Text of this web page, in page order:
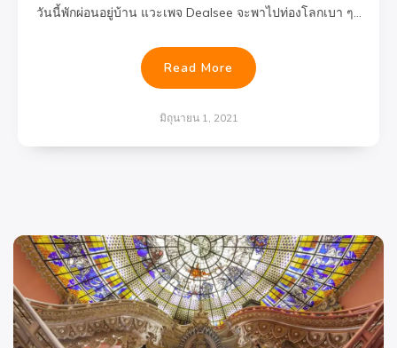
วันนี้พักผ่อนอยู่บ้าน แวะเพจ Dealsee จะพาไปท่องโลกเบา ๆ…
Read More
มิถุนายน 1, 2021